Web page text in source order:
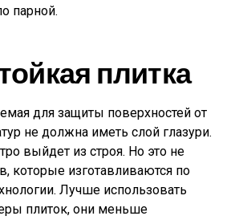
парной.
плитка
для защиты поверхностей от
не должна иметь слой глазури.
выйдет из строя. Но это не
которые изготавливаются по
Лучше использовать
плиток, они меньше